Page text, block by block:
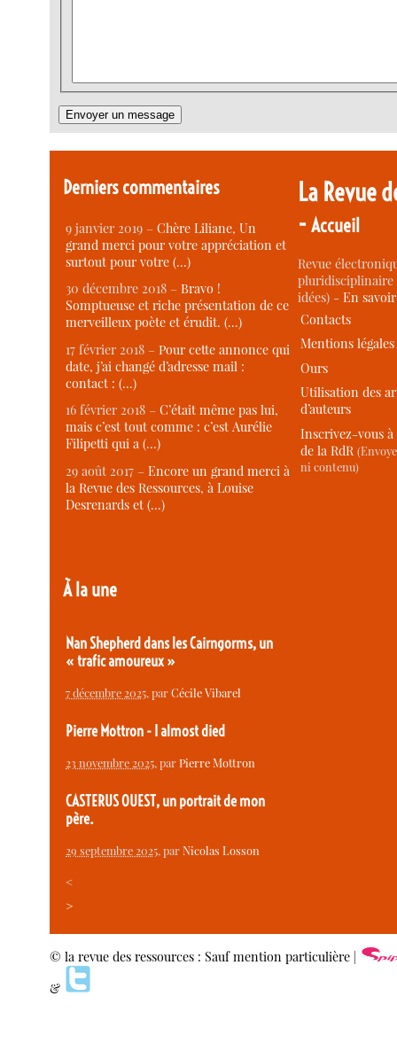
Derniers commentaires
9 janvier 2019 –Chère Liliane, Un
grand merci pour votre appréciation et
surtout pour votre (…)
30 décembre 2018 –Bravo !
Somptueuse et riche présentation de ce
merveilleux poète et érudit. (…)
17 février 2018 –Pour cette annonce qui
date, j’ai changé d’adresse mail :
contact : (…)
16 février 2018 –C’était même pas lui,
mais c’est tout comme : c’est Aurélie
Filipetti qui a (…)
29 août 2017 –Encore un grand merci à
la Revue des Ressources, à Louise
Desrenards et (…)
À la une
Nan Shepherd dans les Cairngorms, un
« trafic amoureux »
7 décembre 2025, parCécile Vibarel
Pierre Mottron - I almost died
23 novembre 2025, parPierre Mottron
CASTERUS OUEST, un portrait de mon
père.
29 septembre 2025, parNicolas Losson
<
>
La Revue
-Accueil
Revue
idées) -En
Contacts
Mentions légales
Ours
Utilisation des
d’auteurs
Inscrivez-vous
de la RdR
ni contenu)
© la revue des ressources : Sauf mention particulière |
&